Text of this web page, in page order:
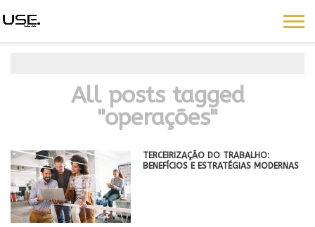
All posts tagged
"operações"
TERCEIRIZAÇÃO DO TRABALHO:
BENEFÍCIOS E ESTRATÉGIAS MODERNAS